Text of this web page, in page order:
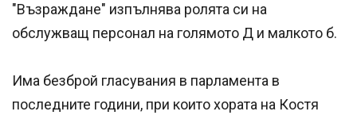
"Възраждане" изпълнява ролята си на
обслужващ персонал на голямото Д и малкото б.
Има безброй гласувания в парламента в
последните години, при които хората на Костя